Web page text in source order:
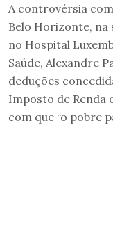
A controvérsia
Belo Horizonte, na
no Hospital
Saúde, Alexandre
deduções
Imposto de Renda
com que “o pobre